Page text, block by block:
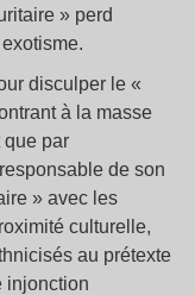
» perd
disculper le «
à la masse
que par
de son
» avec les
culturelle,
au prétexte
injonction